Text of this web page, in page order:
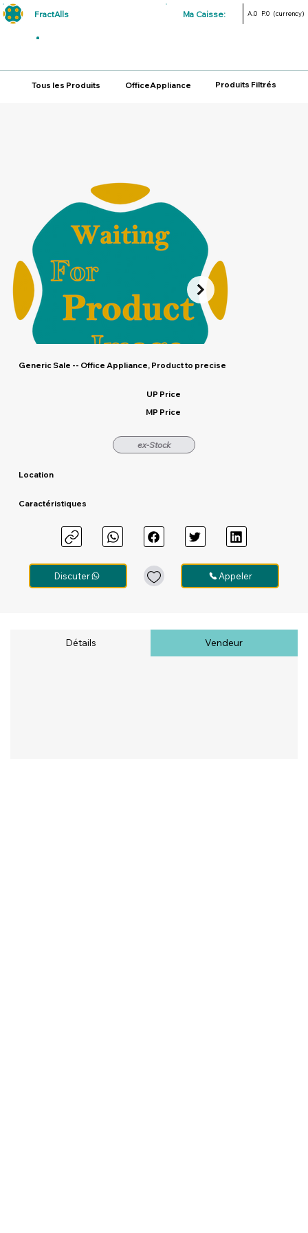
FractAlls Ma Caisse: A.0 P.0 (currency)
Tous les Produits OfficeAppliance Produits Filtrés
Generic Sale -- Office Appliance, Product to precise
UP Price
MP Price
ex-Stock
Location
Caractéristiques
Discuter Appeler
Détails Vendeur